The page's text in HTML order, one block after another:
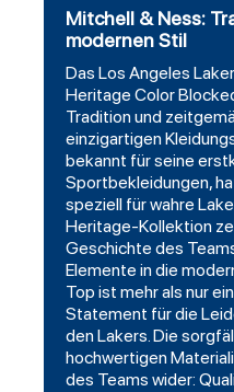
Mitchell & Ness:
modernen Stil
Das Los Angeles
Heritage Color
Tradition und
einzigartigen
bekannt für seine
Sportbekleidungen,
speziell für wahre
Heritage-Kollektion
Geschichte des
Elemente in die
Top ist mehr als nur
Statement für die
den Lakers. Die
hochwertigen
des Teams wider: